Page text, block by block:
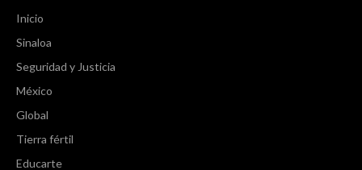
Inicio
Sinaloa
Seguridad y Justicia
México
Global
Tierra fértil
Educarte